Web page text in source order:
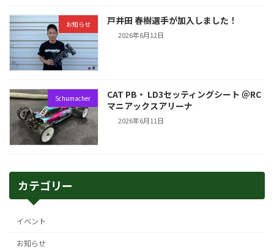
お知らせ 戸井田 春樹選手が加入しました！
2026年6月12日
Schumacher
CAT PB・ LD3セッティングシート ＠RC
マニアックスアリーナ
2026年6月11日
カテゴリー
イベント
お知らせ